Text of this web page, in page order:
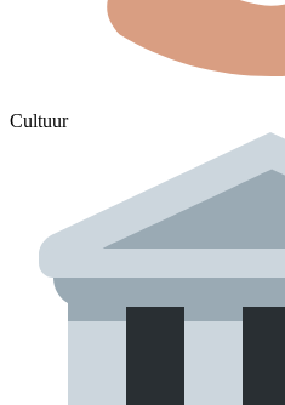
Cultuur